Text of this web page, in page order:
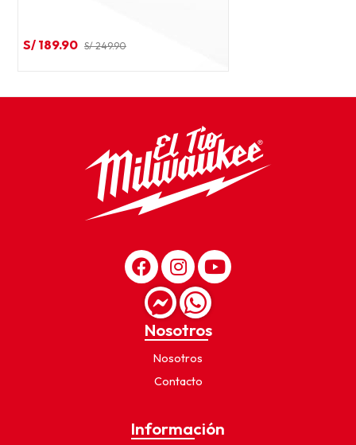
S/ 189.90 S/ 249.90
Nosotros
Nosotros
Contacto
Información